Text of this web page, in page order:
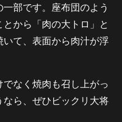
部です。座布団のよう
から「肉の大トロ」と
いて、表面から肉汁が浮
なく焼肉も召し上がっ
ら、ぜひビックリ大将